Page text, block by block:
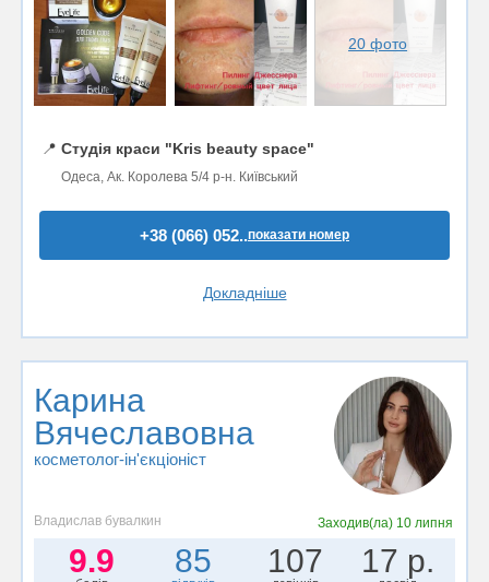
20 фото
📍 Студія краси "Kris beauty space"
Одеса, Ак. Королева 5/4 р-н. Київський
+38 (066) 052..показати номер
Докладніше
Карина
Вячеславовна
косметолог-ін'єкціоніст
Владислав бувалкин Заходив(ла) 10 липня
9.9 85 107 17 р.